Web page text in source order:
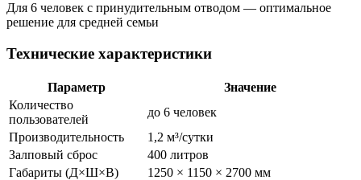
Для 6 человек с принудительным отводом — оптимальное
решение для средней семьи
Технические характеристики
Параметр
Значение
Количество
пользователей
до 6 человек
Производительность
1,2 м³/сутки
Залповый сброс
400 литров
Габариты (Д×Ш×В)
1250 × 1150 × 2700 мм